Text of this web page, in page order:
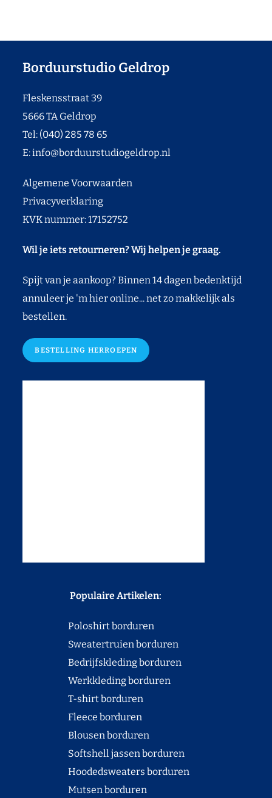
Borduurstudio Geldrop
Fleskensstraat 39
5666 TA Geldrop
Tel: (040) 285 78 65
E:info@borduurstudiogeldrop.nl
Algemene Voorwaarden
Privacyverklaring
KVK nummer: 17152752
Wil je iets retourneren? Wij helpen je graag.
Spijt van je aankoop? Binnen 14 dagen bedenktijd
annuleer je 'm hier online... net zo makkelijk als
bestellen.
BESTELLING HERROEPEN
Populaire Artikelen:
Poloshirt borduren
Sweatertruien borduren
Bedrijfskleding borduren
Werkkleding borduren
T-shirt borduren
Fleece borduren
Blousen borduren
Softshell jassen borduren
Hoodedsweaters borduren
Mutsen borduren